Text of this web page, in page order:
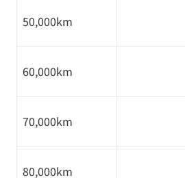
50,000km
60,000km
70,000km
80,000km